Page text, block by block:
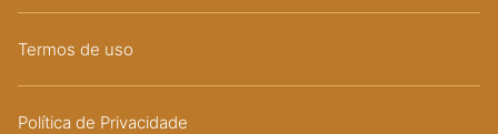
Termos de uso
Política de Privacidade